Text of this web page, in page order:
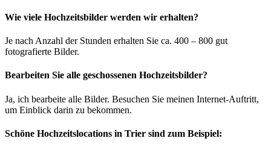
Wie viele Hochzeitsbilder werden wir erhalten?
Je nach Anzahl der Stunden erhalten Sie ca. 400 – 800 gut
fotografierte Bilder.
Bearbeiten Sie alle geschossenen Hochzeitsbilder?
Ja, ich bearbeite alle Bilder. Besuchen Sie meinen Internet-Auftritt,
um Einblick darin zu bekommen.
Schöne Hochzeitslocations in Trier sind zum Beispiel: